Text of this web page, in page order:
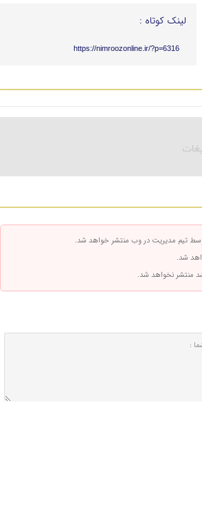
لینک کوتاه :
https://nimroozonline.ir/?p=6316
تیم مدیریت در وب منتشر خواهد شد.
شد.
منتشر نخواهد شد.